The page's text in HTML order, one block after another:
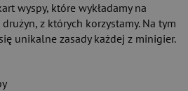
wyspy, które wykładamy na
z których korzystamy. Na tym
unikalne zasady każdej z minigier.